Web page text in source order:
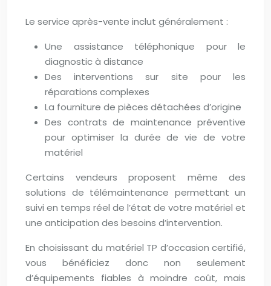
Le service après-vente inclut généralement :
Une assistance téléphonique pour le
diagnostic à distance
Des interventions sur site pour les
réparations complexes
La fourniture de pièces détachées d’origine
Des contrats de maintenance préventive
pour optimiser la durée de vie de votre
matériel
Certains vendeurs proposent même des
solutions de télémaintenance permettant un
suivi en temps réel de l’état de votre matériel et
une anticipation des besoins d’intervention.
En choisissant du matériel TP d’occasion certifié,
vous bénéficiez donc non seulement
d’équipements fiables à moindre coût, mais